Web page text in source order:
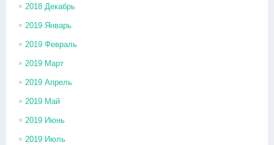
2018 Декабрь
2019 Январь
2019 Февраль
2019 Март
2019 Апрель
2019 Май
2019 Июнь
2019 Июль